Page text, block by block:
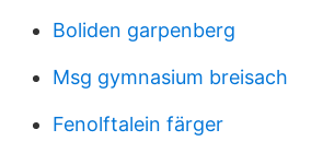
Boliden garpenberg
Msg gymnasium breisach
Fenolftalein färger